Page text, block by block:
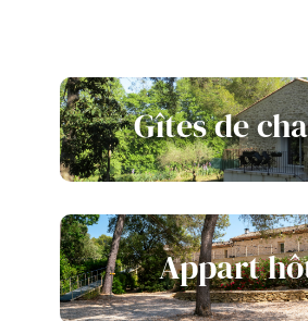
Gîtes de
Appart